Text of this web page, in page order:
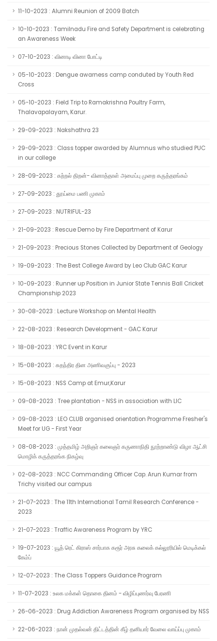
11-10-2023 : Alumni Reunion of 2009 Batch
10-10-2023 : Tamilnadu Fire and Safety Department is celebrating
an Awareness Week
07-10-2023 : வினாடி வினா போட்டி
05-10-2023 : Dengue awarness camp conduted by Youth Red
Cross
05-10-2023 : Field Trip to Ramakrishna Poultry Farm,
Thalavapalayam, Karur.
29-09-2023 : Nakshathra 23
29-09-2023 : Class topper awarded by Alumnus who studied PUC
in our college
28-09-2023 : கற்றல் திறன்- வினாத்தாள் அமைப்பு முறை கருத்தரங்கம்
27-09-2023 : தூய்மை பணி முகாம்
27-09-2023 : NUTRIFUL-23
21-09-2023 : Rescue Demo by Fire Department of Karur
21-09-2023 : Precious Stones Collected by Department of Geology
19-09-2023 : The Best College Award by Leo Club GAC Karur
10-09-2023 : Runner up Position in Junior State Tennis Ball Cricket
Championship 2023
30-08-2023 : Lecture Workshop on Mental Health
22-08-2023 : Research Development - GAC Karur
18-08-2023 : YRC Event in Karur
15-08-2023 : சுதந்திர தின அணிவகுப்பு - 2023
15-08-2023 : NSS Camp at Emur,Karur
09-08-2023 : Tree plantation - NSS in association with LIC
09-08-2023 : LEO CLUB organised orientation Programme Fresher's
Meet for UG - First Year
08-08-2023 : முத்தமிழ் அறிஞர் கலைஞர் கருணாநிதி நூற்றாண்டு விழா ஆட்சி
மொழிக் கருத்தரங்க நிகழ்வு
02-08-2023 : NCC Commanding Officer Cap. Arun Kumar from
Trichy visited our campus
21-07-2023 : The 11th International Tamil Research Conference -
2023
21-07-2023 : Traffic Awareness Program by YRC
19-07-2023 : யூத் ரெட் கிராஸ் சார்பாக கரூர் அரசு கலைக் கல்லூரியில் மெடிக்கல்
கேம்ப்
12-07-2023 : The Class Toppers Guidance Program
11-07-2023 : உலக மக்கள் தொகை தினம் - விழிப்புணர்வு பேரணி
26-06-2023 : Drug Addiction Awareness Program organised by NSS
22-06-2023 : நான் முதல்வன் திட்டத்தின் கீழ் தனியார் வேலை வாய்ப்பு முகாம்